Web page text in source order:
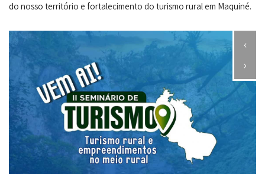
do nosso território e fortalecimento do turismo rural em Maquiné.
‹
›